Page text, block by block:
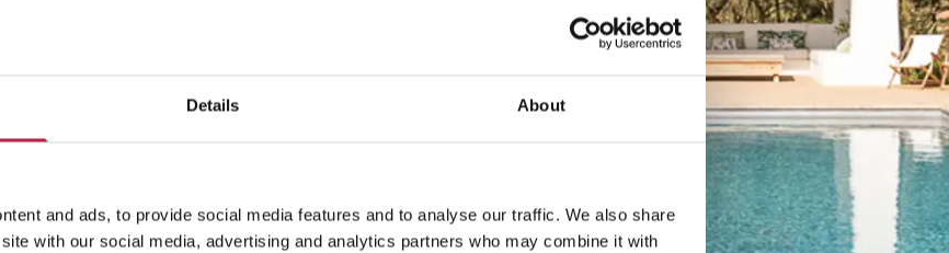
Details About
and ads, to provide social media features and to analyse our traffic. We also share
with our social media, advertising and analytics partners who may combine it with